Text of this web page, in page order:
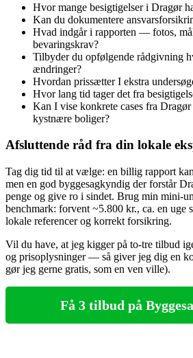
Hvor mange besigtigelser i Dragør
Kan du dokumentere
Hvad indgår i rapporten — fotos,
bevaringskrav?
Tilbyder du opfølgende rådgivning
ændringer?
Hvordan prissætter I ekstra
Hvor lang tid tager det fra
Kan I vise konkrete cases fra
kystnære boliger?
Afsluttende råd fra din lokale
Tag dig tid til at vælge: en billig rapport
men en god byggesagkyndig der forstår
penge og give ro i sindet. Brug min
benchmark: forvent ~5.800 kr., ca. en uge
lokale referencer og korrekt forsikring.
Vil du have, at jeg kigger på to‑tre tilbud
og prisoplysninger — så giver jeg dig en
gør jeg gerne gratis, som en ven ville).
Få 3 tilbud på